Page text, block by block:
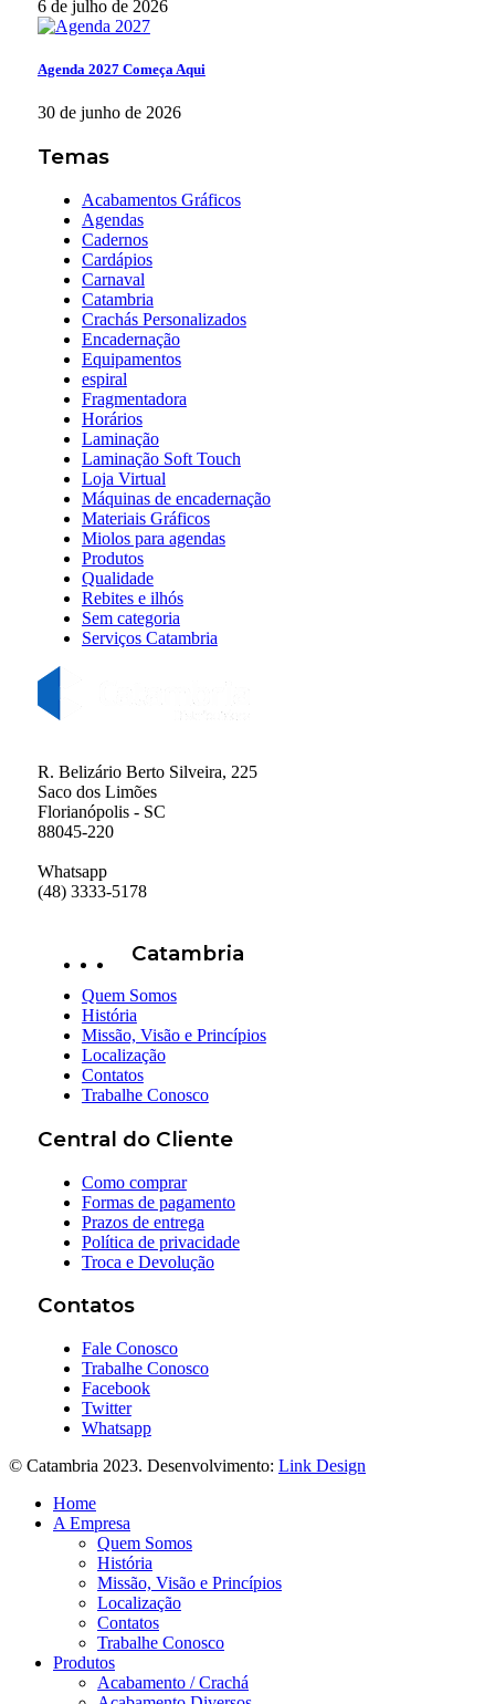
6 de julho de 2026
Agenda 2027 Começa Aqui
30 de junho de 2026
Temas
Acabamentos Gráficos
Agendas
Cadernos
Cardápios
Carnaval
Catambria
Crachás Personalizados
Encadernação
Equipamentos
espiral
Fragmentadora
Horários
Laminação
Laminação Soft Touch
Loja Virtual
Máquinas de encadernação
Materiais Gráficos
Miolos para agendas
Produtos
Qualidade
Rebites e ilhós
Sem categoria
Serviços Catambria
R. Belizário Berto Silveira, 225
Saco dos Limões
Florianópolis - SC
88045-220
Whatsapp
(48) 3333-5178
Catambria
Quem Somos
História
Missão, Visão e Princípios
Localização
Contatos
Trabalhe Conosco
Central do Cliente
Como comprar
Formas de pagamento
Prazos de entrega
Política de privacidade
Troca e Devolução
Contatos
Fale Conosco
Trabalhe Conosco
Facebook
Twitter
Whatsapp
© Catambria 2023. Desenvolvimento: Link Design
Home
A Empresa
Quem Somos
História
Missão, Visão e Princípios
Localização
Contatos
Trabalhe Conosco
Produtos
Acabamento / Crachá